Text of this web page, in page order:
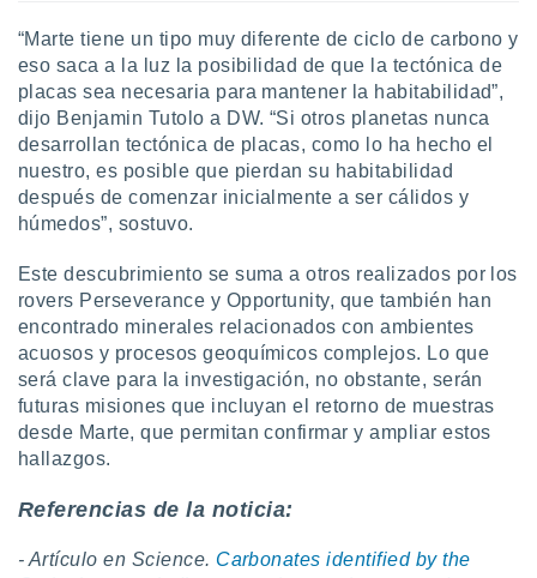
“Marte tiene un tipo muy diferente de ciclo de carbono y
eso saca a la luz la posibilidad de que la tectónica de
placas sea necesaria para mantener la habitabilidad”,
dijo Benjamin Tutolo a DW. “Si otros planetas nunca
desarrollan tectónica de placas, como lo ha hecho el
nuestro, es posible que pierdan su habitabilidad
después de comenzar inicialmente a ser cálidos y
húmedos”, sostuvo.
Este descubrimiento se suma a otros realizados por los
rovers Perseverance y Opportunity, que también han
encontrado minerales relacionados con ambientes
acuosos y procesos geoquímicos complejos. Lo que
será clave para la investigación, no obstante, serán
futuras misiones que incluyan el retorno de muestras
desde Marte, que permitan confirmar y ampliar estos
hallazgos.
Referencias de la noticia:
- Artículo en Science. Carbonates identified by the